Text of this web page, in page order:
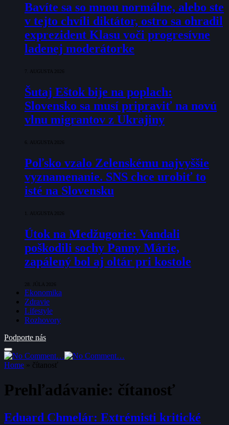
Bavíte sa so mnou normálne, alebo ste
v tejto chvíli diktátor, ostro sa ohradil
exprezident Klasu voči progresívne
ladenej moderátorke
7. AUGUSTA 2026
Šutaj Eštok bije na poplach:
Slovensko sa musí pripraviť na novú
vlnu migrantov z Ukrajiny
6. AUGUSTA 2026
Poľsko vzalo Zelenskému najvyššie
vyznamenanie. SNS chce urobiť to
isté na Slovensku
1. AUGUSTA 2026
Útok na Medžugorie: Vandali
poškodili sochy Panny Márie,
zapálený bol aj oltár pri kostole
28. JÚLA 2026
Ekonomika
Zdravie
Lifestyle
Rozhovory
Podporte nás
Home » čítanosť
Prehľadávanie: čítanosť
Eduard Chmelár: Extrémisti kritické